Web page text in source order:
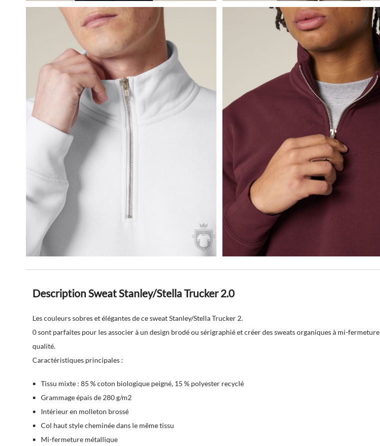
Description Sweat Stanley/Stella Trucker 2.0
Les couleurs sobres et élégantes de ce sweat Stanley/Stella Trucker 2.
0 sont parfaites pour les associer à un design brodé ou sérigraphié et créer dessweats organiques à mi-fermeture
qualité.
Caractéristiques principales :
Tissu mixte : 85 % coton biologique peigné, 15 % polyester recyclé
Grammage épais de 280 g/m2
Intérieur en molleton brossé
Col haut style cheminée dans le même tissu
Mi-fermeture métallique